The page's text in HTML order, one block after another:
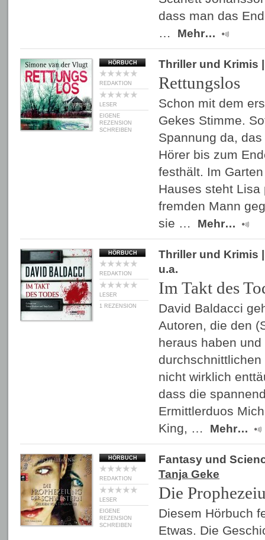
dass man das
…
Mehr…
HÖRBUCH
REDAKTION
LESER
EIGENE
REZENSION
SCHREIBEN
Thriller und Krimis
Rettungslos
Schon mit dem
Gekes Stimme.
Spannung da,
Hörer bis zum
festhält. Im
Hauses steht
fremden Mann
sie …
Mehr…
HÖRBUCH
REDAKTION
LESER
1 REZENSION
Thriller und Krimis
u.a.
Im Takt des
David Baldacci
Autoren, die den
heraus haben
nicht wirklich
dass die
Ermittlerduos
King, …
Mehr…
HÖRBUCH
REDAKTION
LESER
EIGENE
REZENSION
SCHREIBEN
Fantasy und
Tanja Geke
Die
Diesem Hörbuch
Etwas. Die